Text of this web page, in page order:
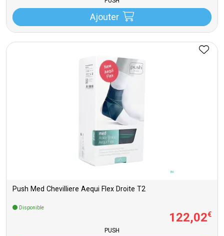
Ajouter
Push Med Chevilliere Aequi Flex Droite T2
Disponible
122,02€
PUSH